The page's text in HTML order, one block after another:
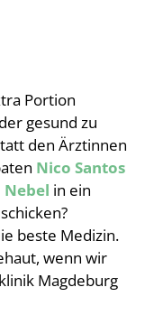
Portion
gesund zu
den Ärztinnen
Nico Santos
Nebel in ein
beste Medizin.
wenn wir
Magdeburg